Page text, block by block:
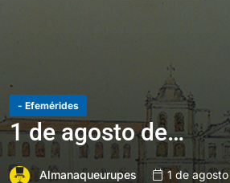
- Efemérides
1 de agosto de…
Almanaqueurupes
1 de